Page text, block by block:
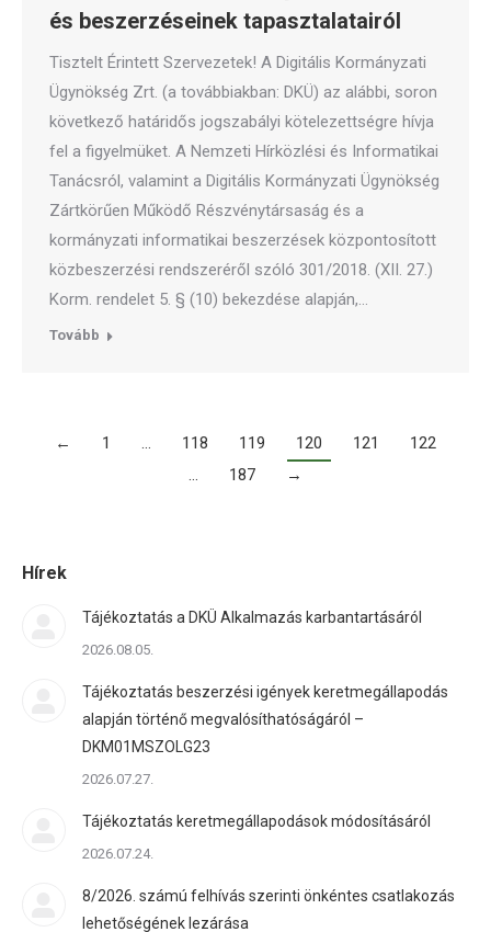
és beszerzéseinek tapasztalatairól
Tisztelt Érintett Szervezetek! A Digitális Kormányzati
Ügynökség Zrt. (a továbbiakban: DKÜ) az alábbi, soron
következő határidős jogszabályi kötelezettségre hívja
fel a figyelmüket. A Nemzeti Hírközlési és Informatikai
Tanácsról, valamint a Digitális Kormányzati Ügynökség
Zártkörűen Működő Részvénytársaság és a
kormányzati informatikai beszerzések központosított
közbeszerzési rendszeréről szóló 301/2018. (XII. 27.)
Korm. rendelet 5. § (10) bekezdése alapján,…
Tovább
← 1 … 118 119 120 121
122
…
187 →
Hírek
Tájékoztatás a DKÜ Alkalmazás karbantartásáról
2026.08.05.
Tájékoztatás beszerzési igények keretmegállapodás
alapján történő megvalósíthatóságáról –
DKM01MSZOLG23
2026.07.27.
Tájékoztatás keretmegállapodások módosításáról
2026.07.24.
8/2026. számú felhívás szerinti önkéntes csatlakozás
lehetőségének lezárása